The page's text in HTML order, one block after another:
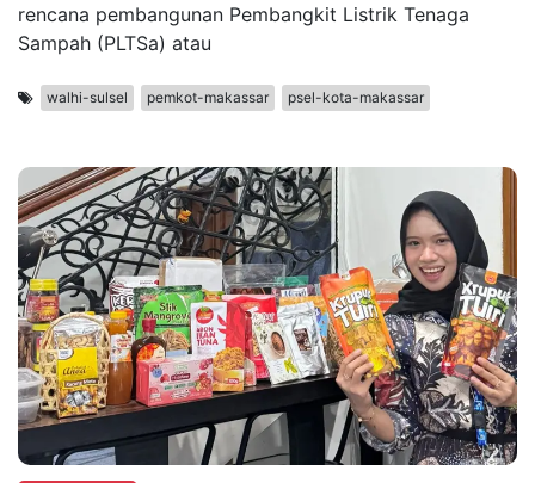
rencana pembangunan Pembangkit Listrik Tenaga
Sampah (PLTSa) atau
walhi-sulsel pemkot-makassar psel-kota-makassar